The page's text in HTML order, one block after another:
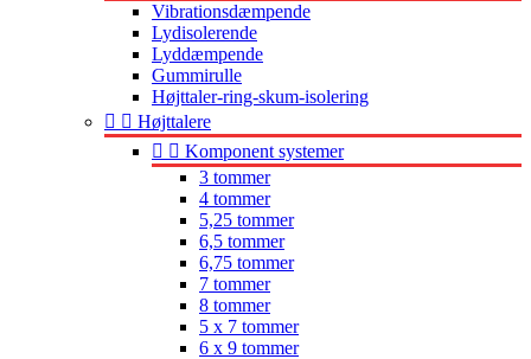
Vibrationsdæmpende
Lydisolerende
Lyddæmpende
Gummirulle
Højttaler-ring-skum-isolering
  Højttalere
  Komponent systemer
3 tommer
4 tommer
5,25 tommer
6,5 tommer
6,75 tommer
7 tommer
8 tommer
5 x 7 tommer
6 x 9 tommer